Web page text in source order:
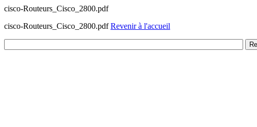
cisco-Routeurs_Cisco_2800.pdf
cisco-Routeurs_Cisco_2800.pdfRevenir à l'accueil